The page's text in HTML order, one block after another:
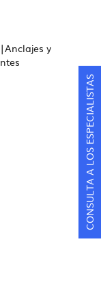
y
CONSULTA A LOS ESPECIALISTAS